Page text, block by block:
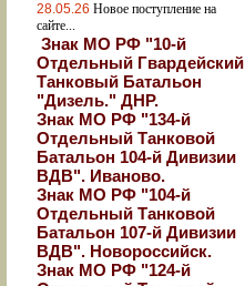
28.05.26 Новое поступление на
сайте...
Знак МО РФ "10-й
Отдельный Гвардейский
Танковый Батальон
"Дизель." ДНР.
Знак МО РФ "134-й
Отдельный Танковой
Батальон 104-й Дивизии
ВДВ". Иваново.
Знак МО РФ "104-й
Отдельный Танковой
Батальон 107-й Дивизии
ВДВ". Новороссийск.
Знак МО РФ "124-й